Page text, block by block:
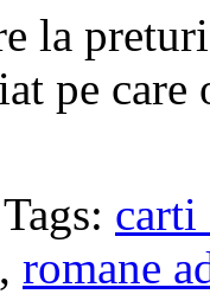
la
pe care
Tags: carti
, romane